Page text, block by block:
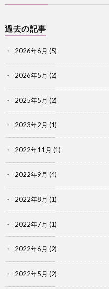
過去の記事
2026年6月 (5)
2026年5月 (2)
2025年5月 (2)
2023年2月 (1)
2022年11月 (1)
2022年9月 (4)
2022年8月 (1)
2022年7月 (1)
2022年6月 (2)
2022年5月 (2)